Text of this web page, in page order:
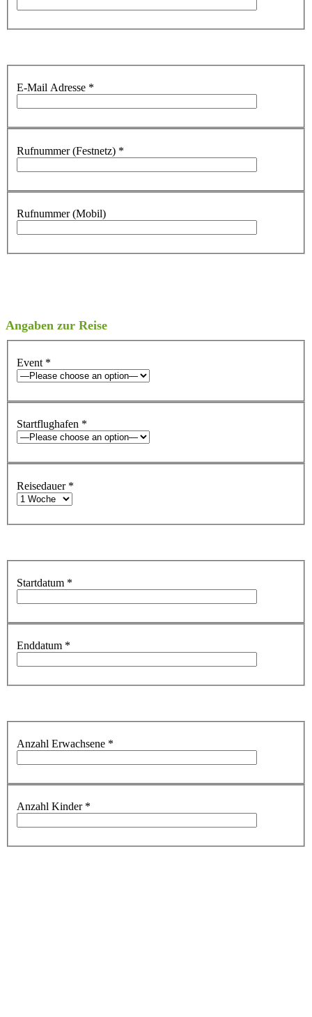
E-Mail Adresse *
Rufnummer (Festnetz) *
Rufnummer (Mobil)
Angaben zur Reise
Event *
Startflughafen *
Reisedauer *
Startdatum *
Enddatum *
Anzahl Erwachsene *
Anzahl Kinder *